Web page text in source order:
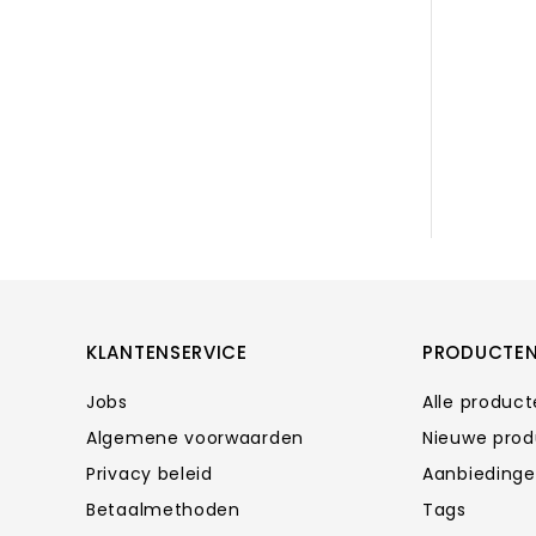
KLANTENSERVICE
Jobs
Algemene voorwaarden
Privacy beleid
Betaalmethoden
Alle
Nieuwe
Tags